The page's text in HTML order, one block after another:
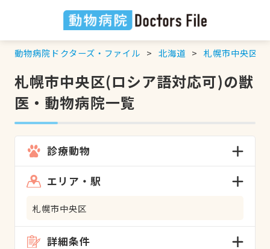
動物病院ドクターズ・ファイル 北海道 札幌市中央区
札幌市中央区(ロシア語対応可)の獣
医・動物病院一覧
診療動物
エリア・駅
札幌市中央区
詳細条件